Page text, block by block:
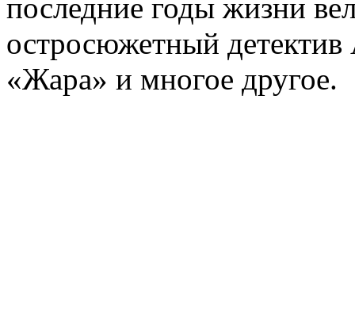
последние годы жизни
остросюжетный детектив
«Жара» и многое другое.